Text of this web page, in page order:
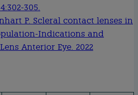
305.
P. Scleral contact lenses in
Indications and
Anterior Eye. 2022